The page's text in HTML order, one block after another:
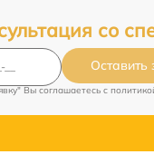
со
Оставить
Вы соглашаетесь c